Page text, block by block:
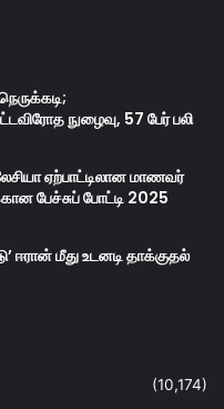
நுழைவு, 57 பேர் பலி
ஏற்பாட்டிலான மாணவர்
பேச்சுப் போட்டி 2025
மீது உடனடி தாக்குதல்
(10,174)